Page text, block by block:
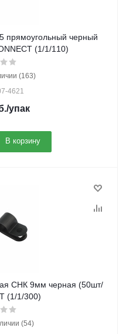
прямоугольный черный
(1/1/110)
(163)
4621
/упак
В корзину
СНК 9мм черная (50шт/
(1/1/300)
(54)